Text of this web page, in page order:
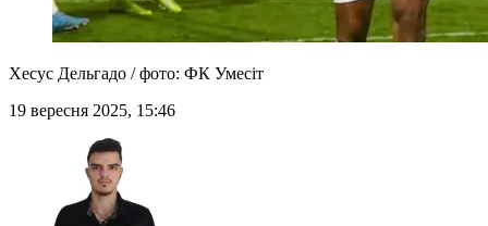
Хесус Дельгадо / фото: ФК Умесіт
19 вересня 2025, 15:46